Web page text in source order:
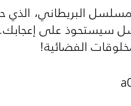
البريطاني، الذي
على إعجابك..
الفضائية!